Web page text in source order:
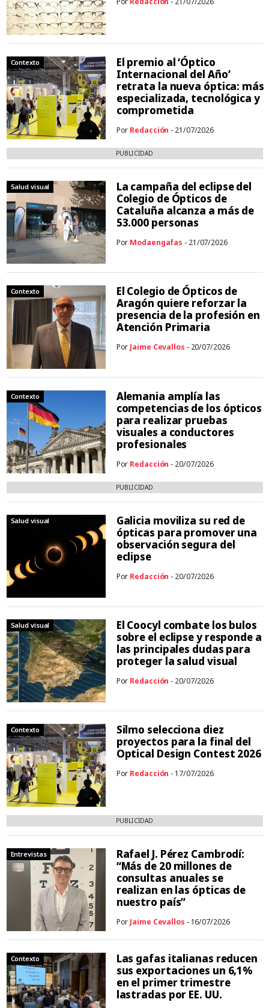
Contexto
El premio al ‘Óptico
Internacional del Año’
retrata la nueva óptica: más
especializada, tecnológica y
comprometida
Por Redacción - 21/07/2026
PUBLICIDAD
Salud visual
La campaña del eclipse del
Colegio de Ópticos de
Cataluña alcanza a más de
53.000 personas
Por Modaengafas - 21/07/2026
Contexto
El Colegio de Ópticos de
Aragón quiere reforzar la
presencia de la profesión en
Atención Primaria
PorJaime Cevallos - 20/07/2026
Contexto
Alemania amplía las
competencias de los ópticos
para realizar pruebas
visuales a conductores
profesionales
Por Redacción - 20/07/2026
PUBLICIDAD
Salud visual
Galicia moviliza su red de
ópticas para promover una
observación segura del
eclipse
Por Redacción - 20/07/2026
Salud visual
El Coocyl combate los bulos
sobre el eclipse y responde a
las principales dudas para
proteger la salud visual
Por Redacción - 20/07/2026
Contexto
Silmo selecciona diez
proyectos para la final del
Optical Design Contest 2026
Por Redacción - 17/07/2026
PUBLICIDAD
Entrevistas
Rafael J. Pérez Cambrodí:
“Más de 20 millones de
consultas anuales se
realizan en las ópticas de
nuestro país”
Por Jaime Cevallos - 16/07/2026
Contexto
Las gafas italianas reducen
sus exportaciones un 6,1%
en el primer trimestre
lastradas por EE. UU.